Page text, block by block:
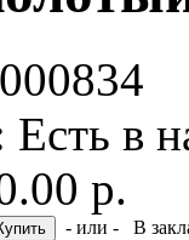
000834
Есть в
р.
- или -
В